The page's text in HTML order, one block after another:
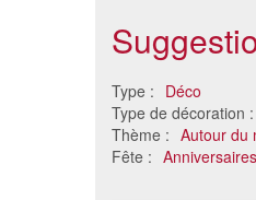
Type : Déco
Type de décoration :
Thème : Autour du
Fête : Anniversaires